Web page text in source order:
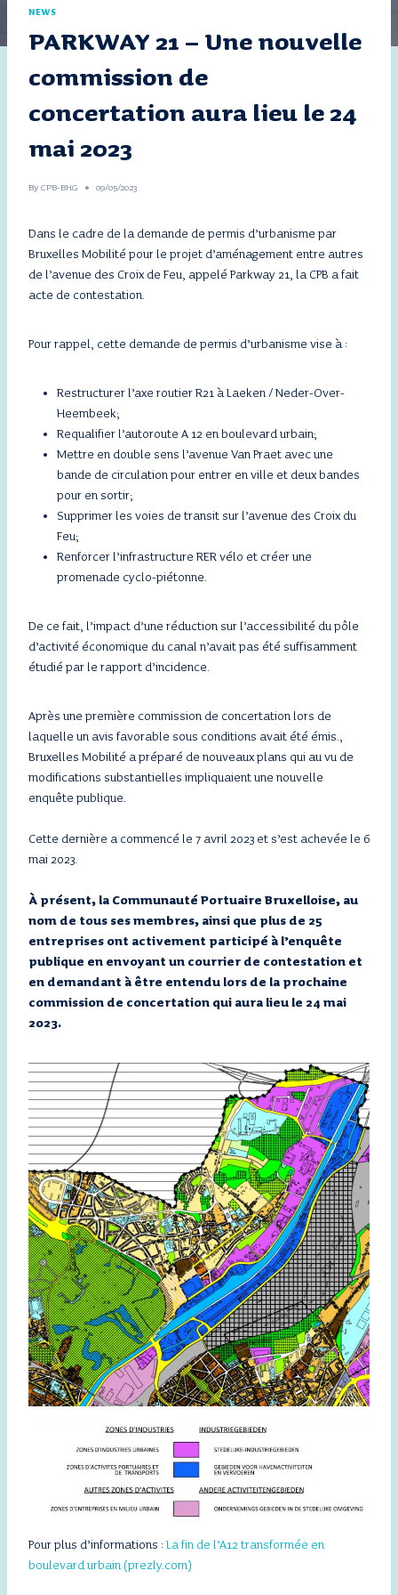
NEWS
PARKWAY 21 – Une nouvelle
commission de
concertation aura lieu le 24
mai 2023
By CPB-BHG 09/05/2023
Dans le cadre de la demande de permis d’urbanisme par
Bruxelles Mobilité pour le projet d’aménagement entre autres
de l’avenue des Croix de Feu, appelé Parkway 21, la CPB a fait
acte de contestation.
Pour rappel, cette demande de permis d’urbanisme vise à :
Restructurer l’axe routier R21 à Laeken / Neder-Over-
Heembeek;
Requalifier l’autoroute A 12 en boulevard urbain;
Mettre en double sens l’avenue Van Praet avec une
bande de circulation pour entrer en ville et deux bandes
pour en sortir;
Supprimer les voies de transit sur l’avenue des Croix du
Feu;
Renforcer l’infrastructure RER vélo et créer une
promenade cyclo-piétonne.
De ce fait, l’impact d’une réduction sur l’accessibilité du pôle
d’activité économique du canal n’avait pas été suffisamment
étudié par le rapport d’incidence.
Après une première commission de concertation lors de
laquelle un avis favorable sous conditions avait été émis.,
Bruxelles Mobilité a préparé de nouveaux plans qui au vu de
modifications substantielles impliquaient une nouvelle
enquête publique.
Cette dernière a commencé le 7 avril 2023 et s’est achevée le 6
mai 2023.
À présent, la Communauté Portuaire Bruxelloise, au
nom de tous ses membres, ainsi que plus de 25
entreprises ont activement participé à l’enquête
publique en envoyant un courrier de contestation et
en demandant à être entendu lors de la prochaine
commission de concertation qui aura lieu le 24 mai
2023.
Pour plus d’informations : La fin de l’A12 transformée en
boulevard urbain (prezly.com)